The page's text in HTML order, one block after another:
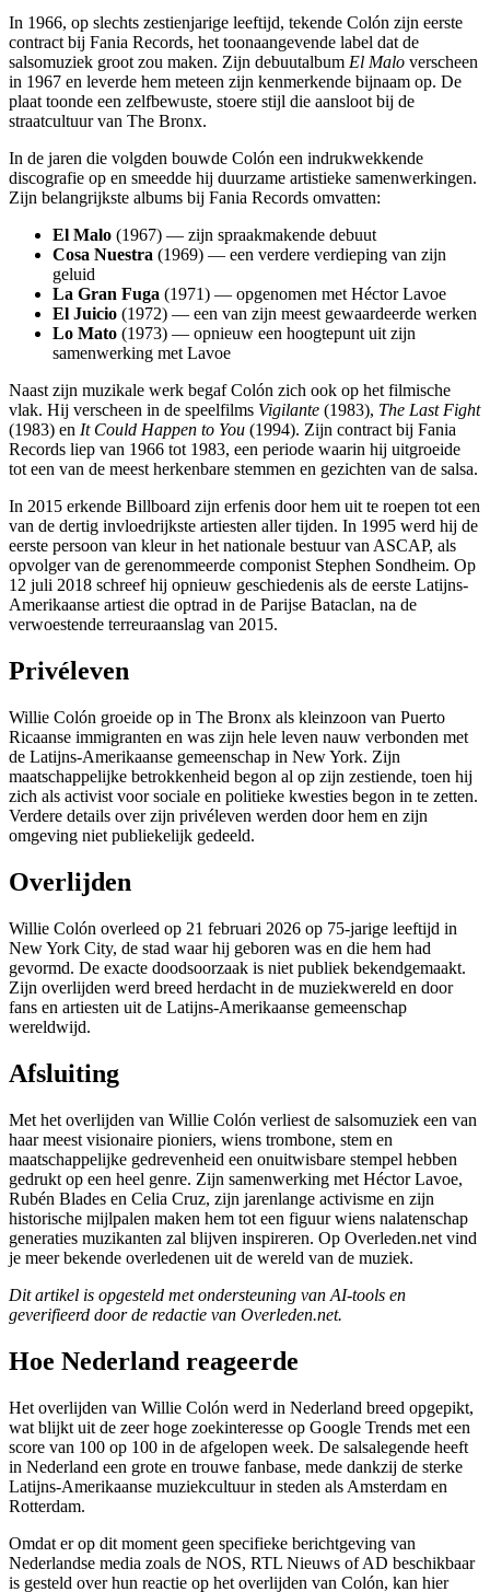
In 1966, op slechts zestienjarige leeftijd, tekende Colón zijn eerste
contract bij Fania Records, het toonaangevende label dat de
salsomuziek groot zou maken. Zijn debuutalbum El Malo verscheen
in 1967 en leverde hem meteen zijn kenmerkende bijnaam op. De
plaat toonde een zelfbewuste, stoere stijl die aansloot bij de
straatcultuur van The Bronx.
In de jaren die volgden bouwde Colón een indrukwekkende
discografie op en smeedde hij duurzame artistieke samenwerkingen.
Zijn belangrijkste albums bij Fania Records omvatten:
El Malo (1967) — zijn spraakmakende debuut
Cosa Nuestra (1969) — een verdere verdieping van zijn
geluid
La Gran Fuga (1971) — opgenomen met Héctor Lavoe
El Juicio (1972) — een van zijn meest gewaardeerde werken
Lo Mato (1973) — opnieuw een hoogtepunt uit zijn
samenwerking met Lavoe
Naast zijn muzikale werk begaf Colón zich ook op het filmische
vlak. Hij verscheen in de speelfilms Vigilante (1983), The Last Fight
(1983) en It Could Happen to You (1994). Zijn contract bij Fania
Records liep van 1966 tot 1983, een periode waarin hij uitgroeide
tot een van de meest herkenbare stemmen en gezichten van de salsa.
In 2015 erkende Billboard zijn erfenis door hem uit te roepen tot een
van de dertig invloedrijkste artiesten aller tijden. In 1995 werd hij de
eerste persoon van kleur in het nationale bestuur van ASCAP, als
opvolger van de gerenommeerde componist Stephen Sondheim. Op
12 juli 2018 schreef hij opnieuw geschiedenis als de eerste Latijns-
Amerikaanse artiest die optrad in de Parijse Bataclan, na de
verwoestende terreuraanslag van 2015.
Privéleven
Willie Colón groeide op in The Bronx als kleinzoon van Puerto
Ricaanse immigranten en was zijn hele leven nauw verbonden met
de Latijns-Amerikaanse gemeenschap in New York. Zijn
maatschappelijke betrokkenheid begon al op zijn zestiende, toen hij
zich als activist voor sociale en politieke kwesties begon in te zetten.
Verdere details over zijn privéleven werden door hem en zijn
omgeving niet publiekelijk gedeeld.
Overlijden
Willie Colón overleed op 21 februari 2026 op 75-jarige leeftijd in
New York City, de stad waar hij geboren was en die hem had
gevormd. De exacte doodsoorzaak is niet publiek bekendgemaakt.
Zijn overlijden werd breed herdacht in de muziekwereld en door
fans en artiesten uit de Latijns-Amerikaanse gemeenschap
wereldwijd.
Afsluiting
Met het overlijden van Willie Colón verliest de salsomuziek een van
haar meest visionaire pioniers, wiens trombone, stem en
maatschappelijke gedrevenheid een onuitwisbare stempel hebben
gedrukt op een heel genre. Zijn samenwerking met Héctor Lavoe,
Rubén Blades en Celia Cruz, zijn jarenlange activisme en zijn
historische mijlpalen maken hem tot een figuur wiens nalatenschap
generaties muzikanten zal blijven inspireren. Op Overleden.net vind
je meer bekende overledenen uit de wereld van de muziek.
Dit artikel is opgesteld met ondersteuning van AI-tools en
geverifieerd door de redactie van Overleden.net.
Hoe Nederland reageerde
Het overlijden van Willie Colón werd in Nederland breed opgepikt,
wat blijkt uit de zeer hoge zoekinteresse op Google Trends met een
score van 100 op 100 in de afgelopen week. De salsalegende heeft
in Nederland een grote en trouwe fanbase, mede dankzij de sterke
Latijns-Amerikaanse muziekcultuur in steden als Amsterdam en
Rotterdam.
Omdat er op dit moment geen specifieke berichtgeving van
Nederlandse media zoals de NOS, RTL Nieuws of AD beschikbaar
is gesteld over hun reactie op het overlijden van Colón, kan hier